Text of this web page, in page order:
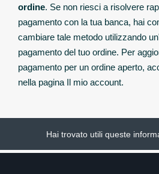
ordine. Se non riesci a risolvere
pagamento con la tua banca, hai
cambiare tale metodo utilizzando
pagamento del tuo ordine. Per
pagamento per un ordine aperto,
nella pagina Il mio account.
Hai trovato utili queste